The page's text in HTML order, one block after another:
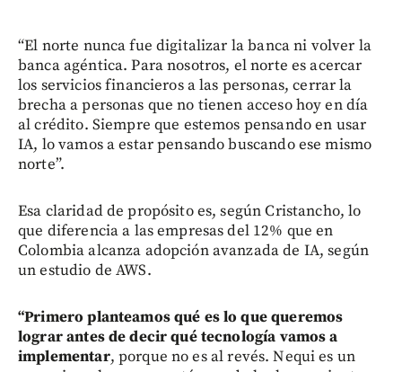
“El norte nunca fue digitalizar la banca ni volver la
banca agéntica. Para nosotros, el norte es acercar
los servicios financieros a las personas, cerrar la
brecha a personas que no tienen acceso hoy en día
al crédito. Siempre que estemos pensando en usar
IA, lo vamos a estar pensando buscando ese mismo
norte”.
Esa claridad de propósito es, según Cristancho, lo
que diferencia a las empresas del 12% que en
Colombia alcanza adopción avanzada de IA, según
un estudio de AWS.
“Primero planteamos qué es lo que queremos
lograr antes de decir qué tecnología vamos a
implementar, porque no es al revés. Nequi es un